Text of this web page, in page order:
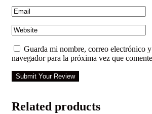
Guarda mi nombre, correo electrónico
navegador para la próxima vez que
Submit Your Review
Related products